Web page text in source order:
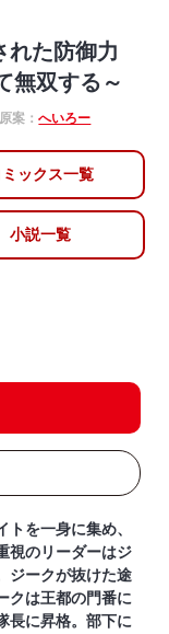
れた防御力
無双する～
案：へいろー
ミックス一覧
小説一覧
を一身に集め、
視のリーダーはジ
ジークが抜けた途
は王都の門番に
長に昇格。部下に